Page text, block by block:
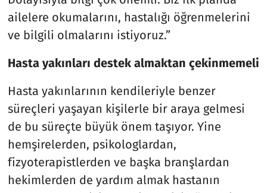
ailelere okumalarını, hastalığı öğrenmelerini
ve bilgili olmalarını istiyoruz.”
Hasta yakınları destek almaktan çekinmemeli
Hasta yakınlarının kendileriyle benzer
süreçleri yaşayan kişilerle bir araya gelmesi
de bu süreçte büyük önem taşıyor. Yine
hemşirelerden, psikologlardan,
fizyoterapistlerden ve başka branşlardan
hekimlerden de yardım almak hastanın